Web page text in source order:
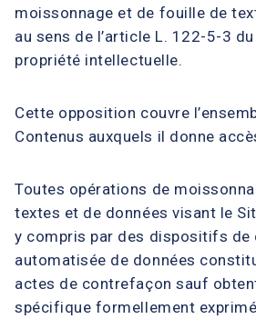
moissonnage et de fouille de
au sens de l’article L. 122-5-3
propriété intellectuelle.
Cette opposition couvre
Contenus auxquels il donne
Toutes opérations de
textes et de données visant le
y compris par des dispositifs de
automatisée de données
actes de contrefaçon sauf
spécifique formellement